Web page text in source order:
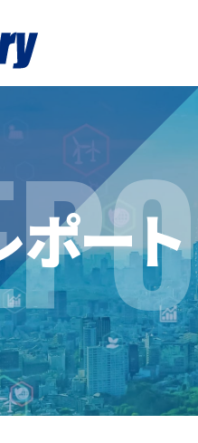
事業
運搬
最新
お役
プラ
お問
よ
ート